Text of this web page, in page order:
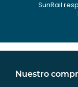
SunRail
Nuestro